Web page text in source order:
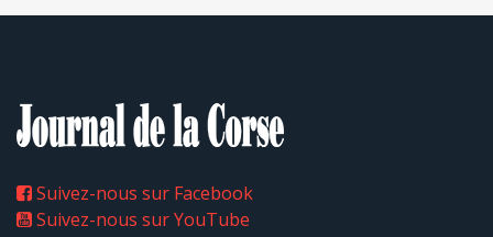
Suivez-nous sur Facebook
Suivez-nous sur YouTube